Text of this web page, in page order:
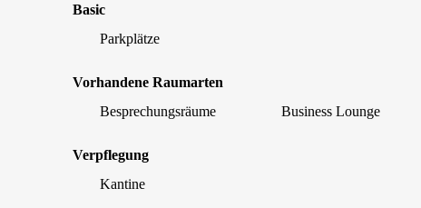
Basic
Parkplätze
Vorhandene Raumarten
Besprechungsräume
Business Lounge
Verpflegung
Kantine